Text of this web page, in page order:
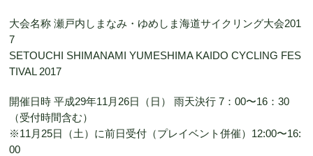
大会名称 瀬戸内しまなみ・ゆめしま海道サイクリング大会201
7
SETOUCHI SHIMANAMI YUMESHIMA KAIDO CYCLING FES
TIVAL 2017
開催日時 平成29年11月26日（日） 雨天決行 7：00〜16：30
（受付時間含む）
※11月25日（土）に前日受付（プレイベント併催）12:00〜16:
00